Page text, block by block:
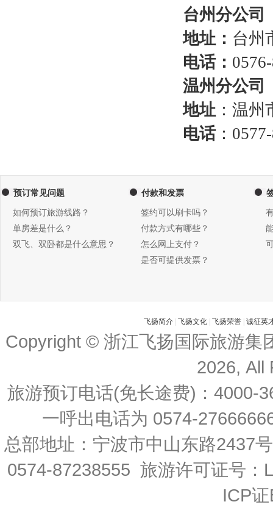
台州分公司
地址： 台州
电话：
温州分公司
地址：温州
电话：
预订常见问题
如何预订旅游线路？
单房差是什么？
双飞、双卧都是什么意思？
付款和发票
签约可以刷卡吗？
付款方式有哪些？
怎么网上支付？
是否可提供发票？
飞扬简介 飞扬文化 飞扬荣誉 诚征英
Copyright © 浙江飞扬国际旅游集
2026, All
旅游预订电话(免长途费)：4000-
一呼出电话为 0574-
总部地址：宁波市中山东路2437
0574-87238555 旅游许可证号
ICP